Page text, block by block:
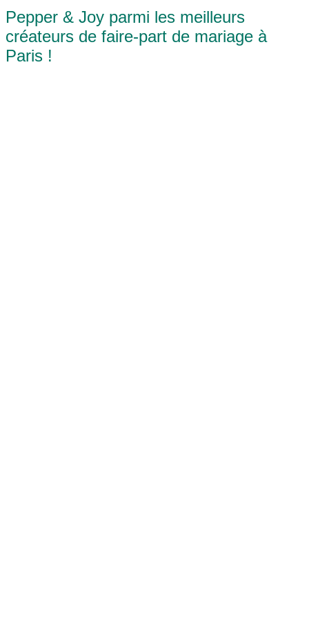
Pepper & Joy parmi les meilleurs
créateurs de faire-part de mariage à
Paris !